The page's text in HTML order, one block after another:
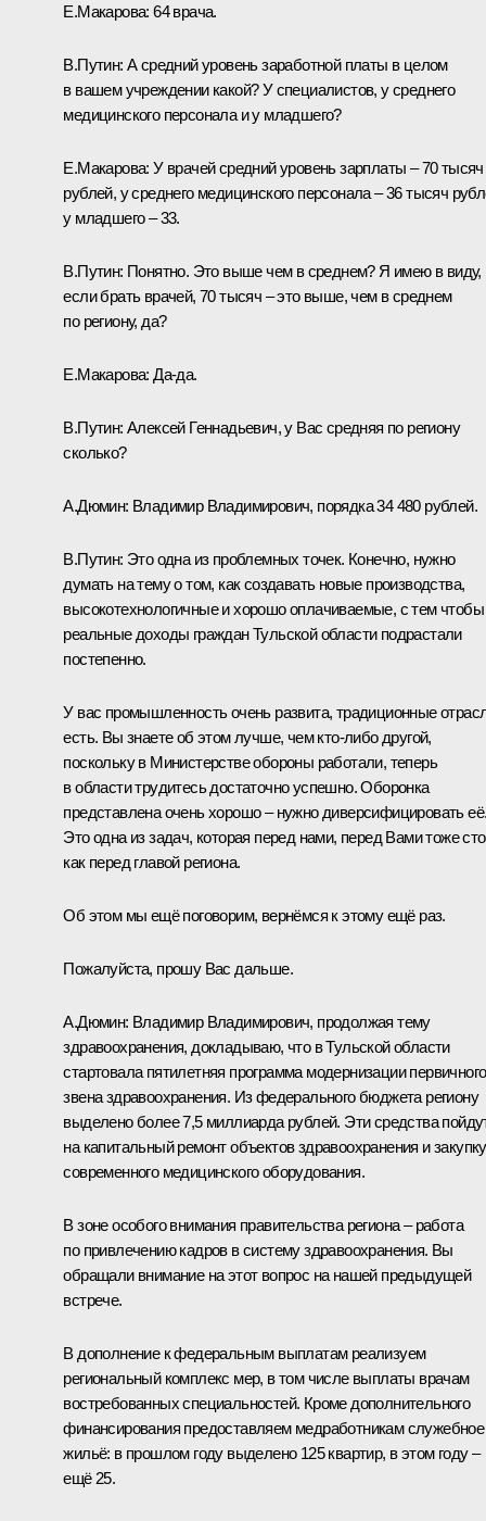
Е.Макарова: 64 врача.
В.Путин: А средний уровень заработной платы в целом
в вашем учреждении какой? У специалистов, у среднего
медицинского персонала и у младшего?
Е.Макарова: У врачей средний уровень зарплаты – 70 тысяч
рублей, у среднего медицинского персонала – 36 тысяч
у младшего – 33.
В.Путин: Понятно. Это выше чем в среднем? Я имею в виду,
если брать врачей, 70 тысяч – это выше, чем в среднем
по региону, да?
Е.Макарова: Да-да.
В.Путин: Алексей Геннадьевич, у Вас средняя по региону
сколько?
А.Дюмин: Владимир Владимирович, порядка 34 480 рублей.
В.Путин: Это одна из проблемных точек. Конечно, нужно
думать на тему о том, как создавать новые производства,
высокотехнологичные и хорошо оплачиваемые, с тем чтобы
реальные доходы граждан Тульской области подрастали
постепенно.
У вас промышленность очень развита, традиционные
есть. Вы знаете об этом лучше, чем кто-либо другой,
поскольку в Министерстве обороны работали, теперь
в области трудитесь достаточно успешно. Оборонка
представлена очень хорошо – нужно диверсифицировать
Это одна из задач, которая перед нами, перед Вами тоже
как перед главой региона.
Об этом мы ещё поговорим, вернёмся к этому ещё раз.
Пожалуйста, прошу Вас дальше.
А.Дюмин: Владимир Владимирович, продолжая тему
здравоохранения, докладываю, что в Тульской области
стартовала пятилетняя программа модернизации первичного
звена здравоохранения. Из федерального бюджета региону
выделено более 7,5 миллиарда рублей. Эти средства
на капитальный ремонт объектов здравоохранения и закупку
современного медицинского оборудования.
В зоне особого внимания правительства региона – работа
по привлечению кадров в систему здравоохранения. Вы
обращали внимание на этот вопрос на нашей предыдущей
встрече.
В дополнение к федеральным выплатам реализуем
региональный комплекс мер, в том числе выплаты врачам
востребованных специальностей. Кроме дополнительного
финансирования предоставляем медработникам служебное
жильё: в прошлом году выделено 125 квартир, в этом году –
ещё 25.